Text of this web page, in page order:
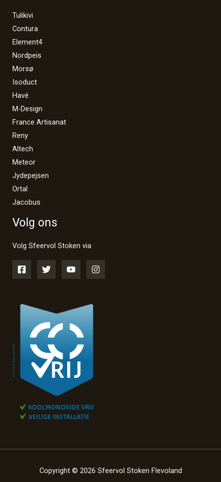
Tulikivi
Contura
Element4
Nordpeis
Morsø
Isoduct
Havé
M-Design
France Artisanat
Reny
Altech
Meteor
Jydepejsen
Ortal
Jacobus
Volg ons
Volg Sfeervol Stoken via
Copyright © 2026 Sfeervol Stoken Flevoland